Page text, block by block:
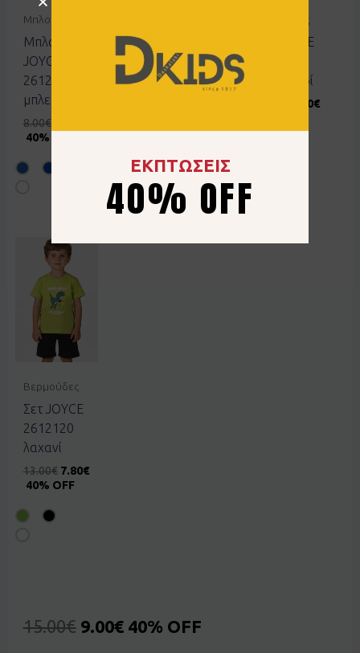
Μπλούζες
Μπλούζα
JOYCE
2612501
μπλε ρουά
8.00€
40% OFF
Μπλούζα
JOYCE
2644044
Βερμούδες
Σετ JOYCE
μουσταρδί
7.80€
Βερμούδες
Σετ JOYCE
2612120
λαχανί
13.00€ 7.80€
40% OFF
15.00€ 9.00€ 40% OFF
ΕΚΠΤΩΣΕΙΣ
40% OFF